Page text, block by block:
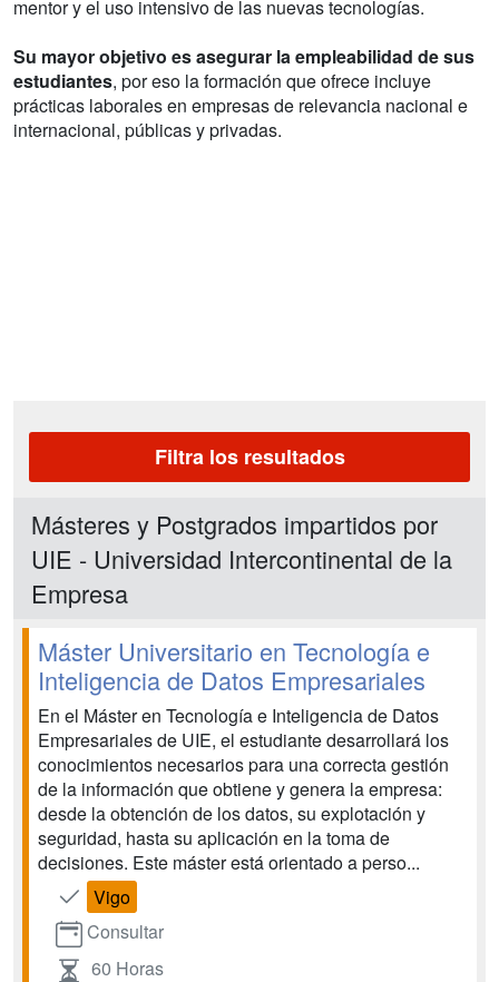
mentor y el uso intensivo de las nuevas tecnologías.
Su mayor objetivo es asegurar la empleabilidad de sus
estudiantes, por eso la formación que ofrece incluye
prácticas laborales en empresas de relevancia nacional e
internacional, públicas y privadas.
Filtra los resultados
Másteres y Postgrados impartidos por
UIE - Universidad Intercontinental de la
Empresa
Máster Universitario en Tecnología e
Inteligencia de Datos Empresariales
En el Máster en Tecnología e Inteligencia de Datos
Empresariales de UIE, el estudiante desarrollará los
conocimientos necesarios para una correcta gestión
de la información que obtiene y genera la empresa:
desde la obtención de los datos, su explotación y
seguridad, hasta su aplicación en la toma de
decisiones. Este máster está orientado a perso...
Vigo
Consultar
60 Horas